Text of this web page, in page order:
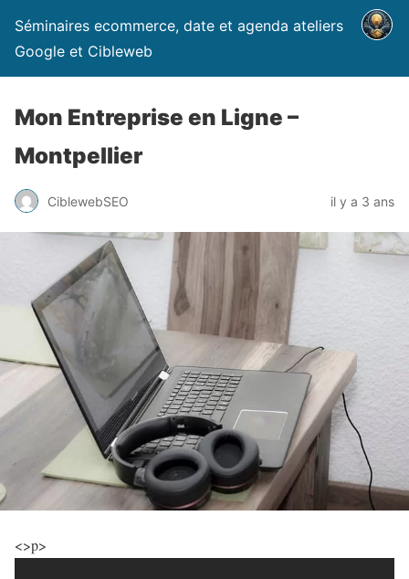
Séminaires ecommerce, date et agenda ateliers
Google et Cibleweb
Mon Entreprise en Ligne –
Montpellier
CiblewebSEO il y a 3 ans
<>p>